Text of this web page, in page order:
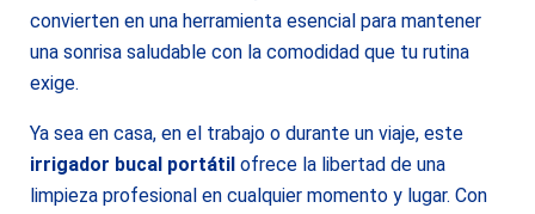
convierten en una herramienta esencial para mantener
una sonrisa saludable con la comodidad que tu rutina
exige.
Ya sea en casa, en el trabajo o durante un viaje, este
irrigador bucal portátil ofrece la libertad de una
limpieza profesional en cualquier momento y lugar. Con